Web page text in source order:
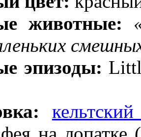
животные:
эпизоды: